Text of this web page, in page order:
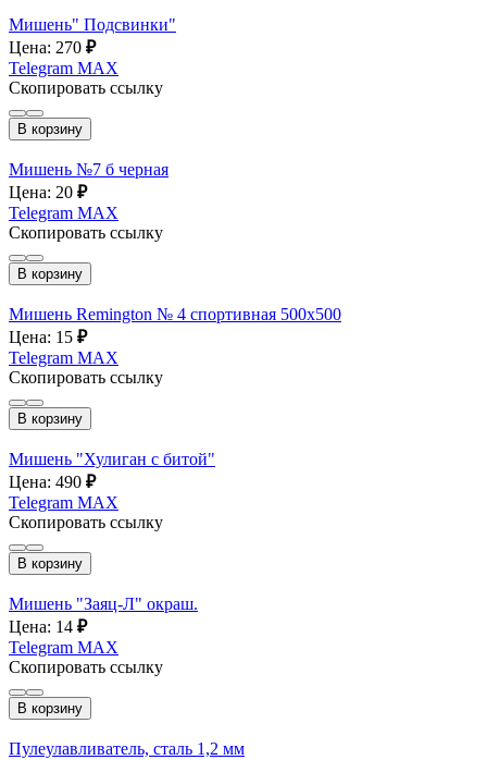
Мишень" Подсвинки"
Цена: 270 ₽
Telegram MAX
Скопировать ссылку
В корзину
Мишень №7 б черная
Цена: 20 ₽
Telegram MAX
Скопировать ссылку
В корзину
Мишень Remington № 4 спортивная 500х500
Цена: 15 ₽
Telegram MAX
Скопировать ссылку
В корзину
Мишень "Хулиган с битой"
Цена: 490 ₽
Telegram MAX
Скопировать ссылку
В корзину
Мишень "Заяц-Л" окраш.
Цена: 14 ₽
Telegram MAX
Скопировать ссылку
В корзину
Пулеулавливатель, сталь 1,2 мм